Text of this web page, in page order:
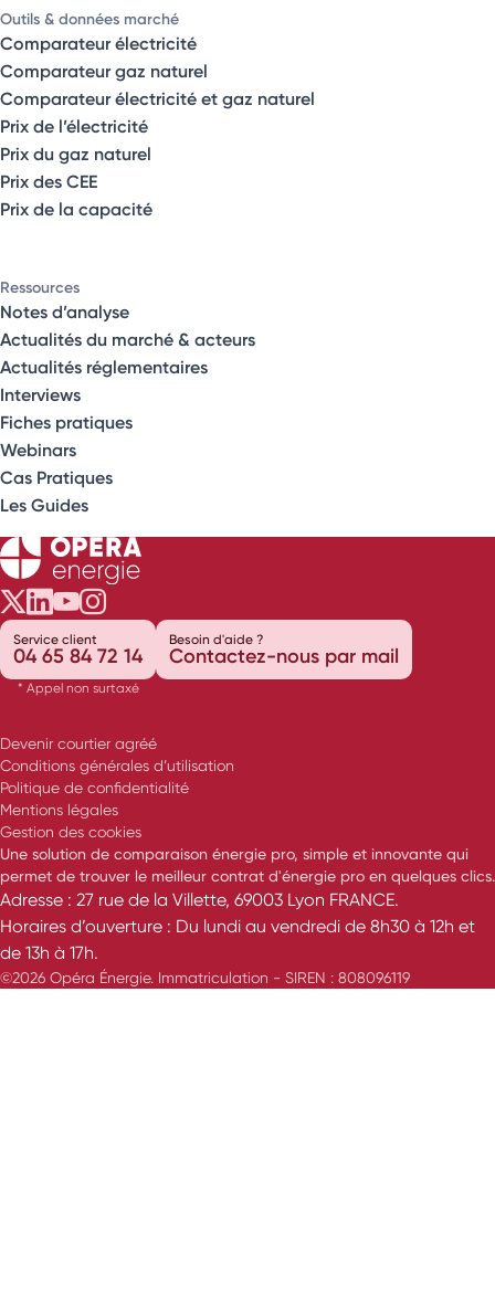
Outils & données marché
Comparateur électricité
Comparateur gaz naturel
Comparateur électricité et gaz naturel
Prix de l’électricité
Prix du gaz naturel
Prix des CEE
Prix de la capacité
Ressources
Notes d’analyse
Actualités du marché & acteurs
Actualités réglementaires
Interviews
Fiches pratiques
Webinars
Cas Pratiques
Les Guides
Opéra Énergie sur Twitter
Opéra Énergie sur LinkedIn
Opéra Énergie sur Youtube
Opéra Énergie sur Instagram
Service client
04 65 84 72 14
* Appel non surtaxé
Besoin d'aide ?
Contactez-nous par mail
Devenir courtier agréé
Conditions générales d’utilisation
Politique de confidentialité
Mentions légales
Gestion des cookies
Une solution de comparaison énergie pro, simple et innovante qui
permet de trouver le meilleur contrat d'énergie pro en quelques clics.
Adresse : 27 rue de la Villette, 69003 Lyon FRANCE.
Horaires d’ouverture : Du lundi au vendredi de 8h30 à 12h et
de 13h à 17h.
©2026 Opéra Énergie. Immatriculation - SIREN : 808096119